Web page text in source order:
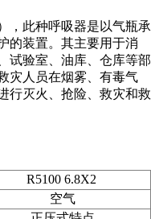
，此种呼吸器是以气瓶承
的装置。其主要用于消
试验室、油库、仓库等部
灾人员在烟雾、有毒气
行灭火、抢险、救灾和救
R5100 6.8X2
空气